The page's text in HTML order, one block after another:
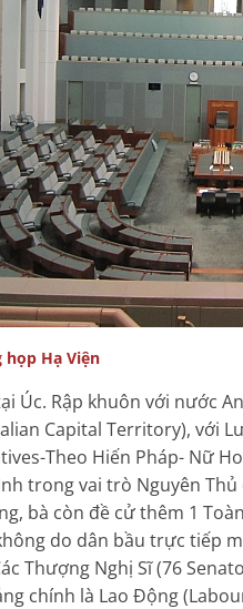
Viện
Úc. Rập khuôn với nước
Capital Territory), với
Theo Hiến Pháp- Nữ
trong vai trò Nguyên
bà còn đề cử thêm 1
do dân bầu trực tiếp
Thượng Nghị Sĩ (76
chính là Lao Động